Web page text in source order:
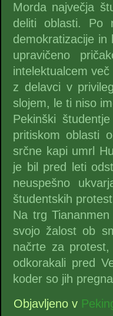
Morda največja
deliti oblasti. Po
demokratizacije in
upravičeno
intelektualcem
z delavci v
slojem, le ti niso
Pekinški
pritiskom oblasti
srčne kapi umrl
je bil pred leti
neuspešno
študentskih
Na trg
svojo žalost ob
načrte za
odkorakali pred
koder so jih
Objavljeno v